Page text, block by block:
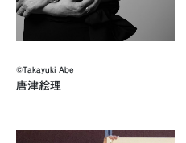
©Takayuki Abe
唐津絵理